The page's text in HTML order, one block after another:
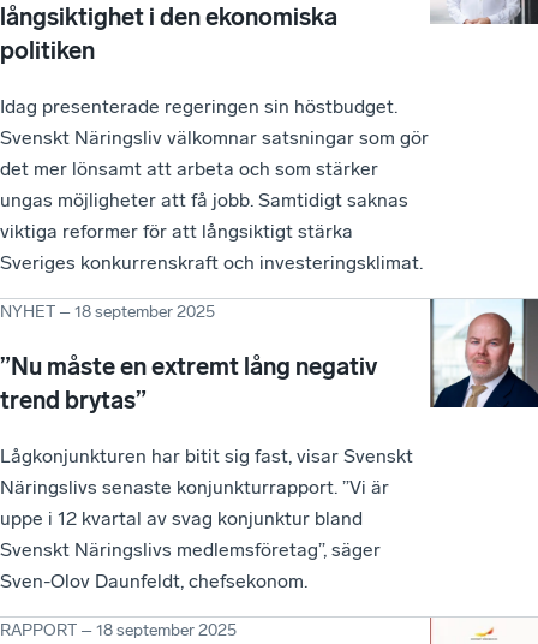
långsiktighet i den ekonomiska
politiken
Idag presenterade regeringen sin höstbudget.
Svenskt Näringsliv välkomnar satsningar som gör
det mer lönsamt att arbeta och som stärker
ungas möjligheter att få jobb. Samtidigt saknas
viktiga reformer för att långsiktigt stärka
Sveriges konkurrenskraft och investeringsklimat.
NYHET –18 september 2025
”Nu måste en extremt lång negativ
trend brytas”
Lågkonjunkturen har bitit sig fast, visar Svenskt
Näringslivs senaste konjunkturrapport. ”Vi är
uppe i 12 kvartal av svag konjunktur bland
Svenskt Näringslivs medlemsföretag”, säger
Sven-Olov Daunfeldt, chefsekonom.
RAPPORT –18 september 2025